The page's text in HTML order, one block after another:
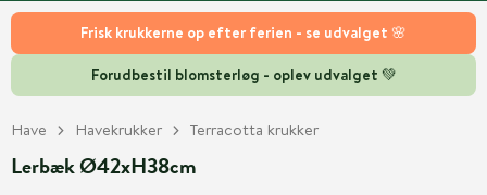
Frisk krukkerne op efter ferien - se udvalget 🌸
Forudbestil blomsterløg - oplev udvalget 💚
Have Havekrukker Terracotta krukker
Lerbæk Ø42xH38cm